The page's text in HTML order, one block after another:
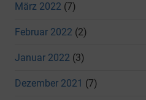
März 2022 (7)
Februar 2022 (2)
Januar 2022 (3)
Dezember 2021 (7)